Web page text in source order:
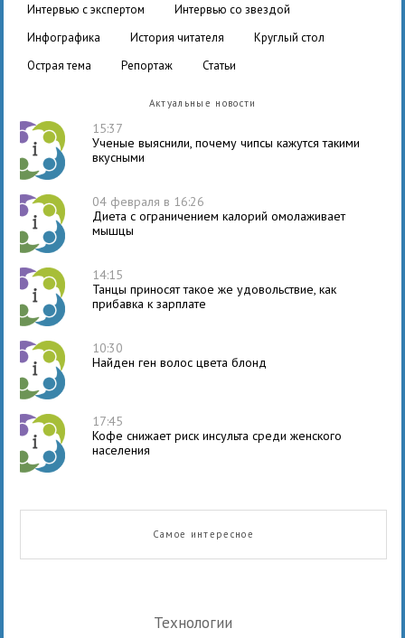
интервью с экспертом
интервью со звездой
инфографика
история читателя
круглый стол
острая тема
репортаж статьи
Актуальные новости
15:37
Ученые выяснили, почему чипсы кажутся такими
вкусными
04 февраля в 16:26
Диета с ограничением калорий омолаживает
мышцы
14:15
Танцы приносят такое же удовольствие, как
прибавка к зарплате
10:30
Найден ген волос цвета блонд
17:45
Кофе снижает риск инсульта среди женского
населения
Самое интересное
Технологии